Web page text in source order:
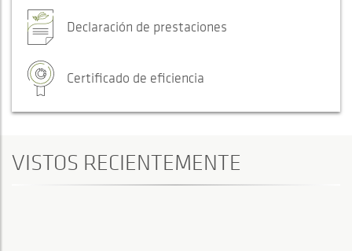
Declaración de prestaciones
Certificado de eficiencia
VISTOS RECIENTEMENTE